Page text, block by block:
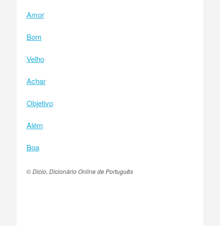
Amor
Bom
Velho
Achar
Objetivo
Além
Boa
© Dicio, Dicionário Online de Português